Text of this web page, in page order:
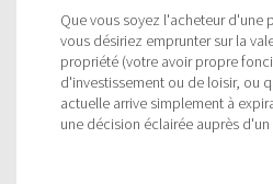
Que vous soyez l'acheteur d'une
vous désiriez emprunter sur la
propriété (votre avoir propre
d'investissement ou de loisir, ou
actuelle arrive simplement à
une décision éclairée auprès